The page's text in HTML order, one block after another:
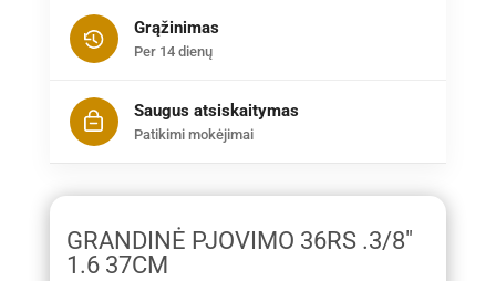
Grąžinimas
Per 14 dienų
Saugus atsiskaitymas
Patikimi mokėjimai
GRANDINĖ PJOVIMO 36RS .3/8"
1.6 37CM